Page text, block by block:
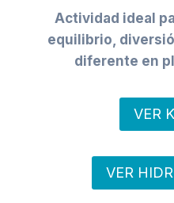
Actividad ideal
equilibrio,
diferente en
VER
VER